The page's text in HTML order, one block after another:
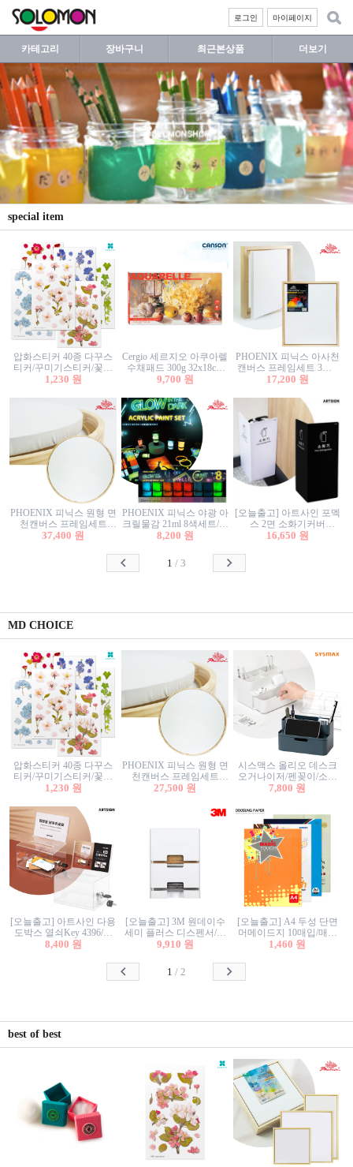
마이페이지
로그인
카테고리 장바구니 최근본상품 더보기
special item
압화스티커 40종 다꾸스
티커/꾸미기스티커/꽃스
티커/압화꽃책갈피/팬시
1,230 원
Cergio 세르지오 아쿠아렐
수채패드 300g 32x18cm
12매 1면제본
9,700 원
PHOENIX 피닉스 아사천
캔버스 프레임세트 3호F
27.3x22cm 캔버스와 올림
17,200 원
PHOENIX 피닉스 원형 면
천캔버스 프레임세트
40cm/원형캔버스/플로팅
37,400 원
PHOENIX 피닉스 야광 아
크릴물감 21ml 8색세트/야
광물감
8,200 원
[오늘출고] 아트사인 포멕
스 2면 소화기커버
1470/1471/소화기커버/소
함/소화기거치대/소화기
16,650 원
1 / 3
MD CHOICE
압화스티커 40종 다꾸스
티커/꾸미기스티커/꽃스
티커/압화꽃책갈피/팬시
1,230 원
PHOENIX 피닉스 원형 면
천캔버스 프레임세트
30cm/원형캔버스/플로팅
27,500 원
시스맥스 올리오 데스크
오거나이저/펜꽂이/소품
꽂이/소품함/정리함/수납
7,800 원
[오늘출고] 아트사인 다용
도박스 열쇠Key 4396/투
표함/건의함/모금함/응모
8,400 원
[오늘출고] 3M 원데이수
세미 플러스 디스펜서/소
프트수세미5매+강력수세
9,910 원
[오늘출고] A4 두성 단면
머메이드지 10매입/매직
터치/색지/색상지/색복사
칼라색지/고급복사지
1,460 원
1 / 2
best of best